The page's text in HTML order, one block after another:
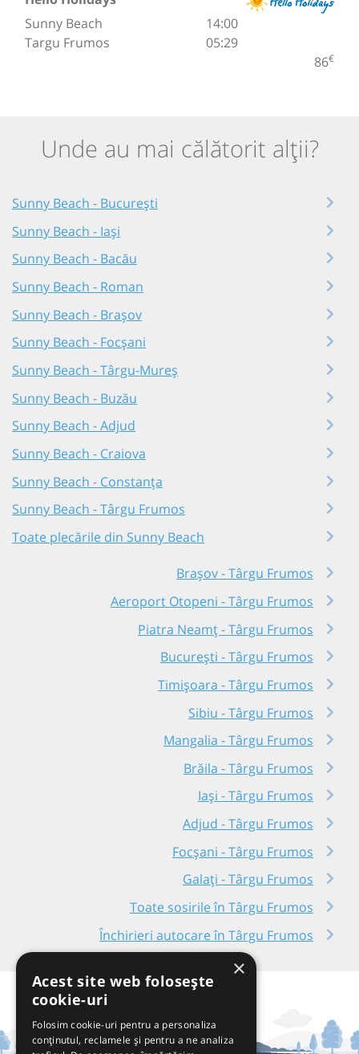
Sunny Beach
Targu Frumos
14:00
05:29
86€
Unde au mai călătorit alții?
Sunny Beach - București
Sunny Beach - Iași
Sunny Beach - Bacău
Sunny Beach - Roman
Sunny Beach - Brașov
Sunny Beach - Focșani
Sunny Beach - Târgu-Mureș
Sunny Beach - Buzău
Sunny Beach - Adjud
Sunny Beach - Craiova
Sunny Beach - Constanța
Sunny Beach - Târgu Frumos
Toate plecările din Sunny Beach
Brașov - Târgu Frumos
Aeroport Otopeni - Târgu Frumos
Piatra Neamț - Târgu Frumos
București - Târgu Frumos
Timișoara - Târgu Frumos
Sibiu - Târgu Frumos
Mangalia - Târgu Frumos
Brăila - Târgu Frumos
Iași - Târgu Frumos
Adjud - Târgu Frumos
Focșani - Târgu Frumos
Galați - Târgu Frumos
Toate sosirile în Târgu Frumos
Închirieri autocare în Târgu Frumos
×
Acest site web folosește
cookie-uri
Folosim cookie-uri pentru a personaliza
conținutul, reclamele și pentru a ne analiza